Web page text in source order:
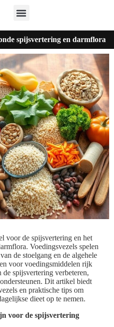
spijsvertering en darmflora
voor de spijsvertering en het
Voedingsvezels spelen
de stoelgang en de algehele
voor voedingsmiddelen rijk
de spijsvertering verbeteren,
Dit artikel biedt
en praktische tips om
dieet op te nemen.
voor de spijsvertering